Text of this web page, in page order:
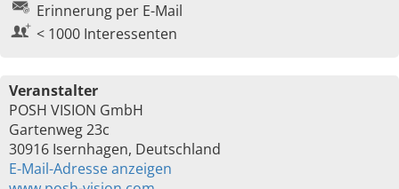
Erinnerung per E-Mail
< 1000 Interessenten
Veranstalter
POSH VISION GmbH
Gartenweg 23c
30916 Isernhagen, Deutschland
E-Mail-Adresse anzeigen